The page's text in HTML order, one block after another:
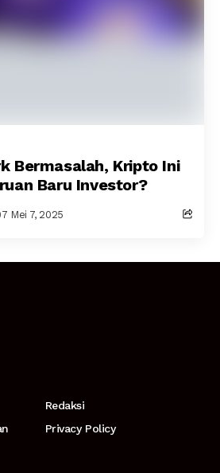
Bermasalah, Kripto Ini
Baru Investor?
Mei 7, 2025
Redaksi
Privacy Policy